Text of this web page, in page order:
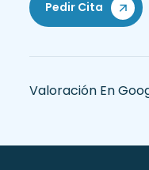
Pedir Cita
Valoración En